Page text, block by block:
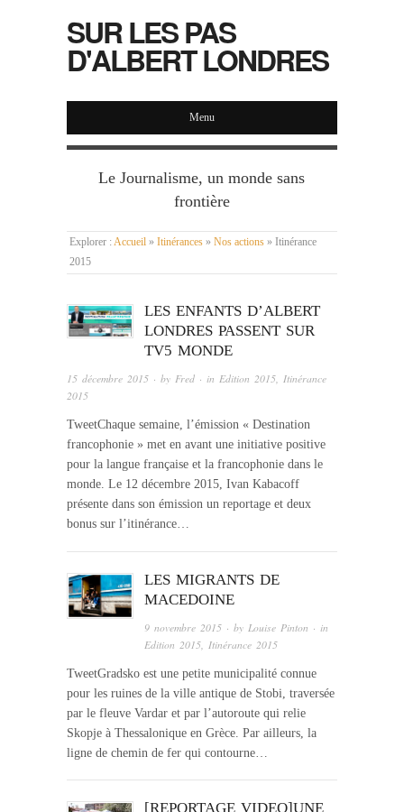
SUR LES PAS
D'ALBERT LONDRES
Menu
Le Journalisme, un monde sans
frontière
Explorer : Accueil » Itinérances » Nos actions » Itinérance
2015
LES ENFANTS D’ALBERT
LONDRES PASSENT SUR
TV5 MONDE
15 décembre 2015 · by Fred · in Edition 2015, Itinérance
2015
TweetChaque semaine, l’émission « Destination
francophonie » met en avant une initiative positive
pour la langue française et la francophonie dans le
monde. Le 12 décembre 2015, Ivan Kabacoff
présente dans son émission un reportage et deux
bonus sur l’itinérance…
LES MIGRANTS DE
MACEDOINE
9 novembre 2015 · by Louise Pinton · in
Edition 2015 Itinérance 2015
TweetGradsko est une petite municipalité connue
pour les ruines de la ville antique de Stobi, traversée
par le fleuve Vardar et par l’autoroute qui relie
Skopje à Thessalonique en Grèce. Par ailleurs, la
ligne de chemin de fer qui contourne…
[REPORTAGE VIDEO]UNE